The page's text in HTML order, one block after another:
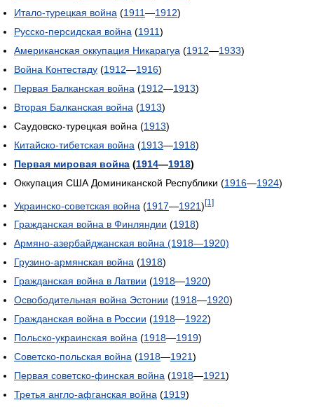
Итало-турецкая война (1911—1912)
Русско-персидская война (1911)
Американская оккупация Никарагуа (1912—1933)
Война Контестаду (1912—1916)
Первая Балканская война (1912—1913)
Вторая Балканская война (1913)
Саудовско-турецкая война (1913)
Китайско-тибетская война (1913—1918)
Первая мировая война (1914—1918)
Оккупация США Доминиканской Республики (1916—1924)
Украинско-советская война (1917—1921)[1]
Гражданская война в Финляндии (1918)
Армяно-азербайджанская война (1918—1920)
Грузино-армянская война (1918)
Гражданская война в Латвии (1918—1920)
Освободительная война Эстонии (1918—1920)
Гражданская война в России (1918—1922)
Польско-украинская война (1918—1919)
Советско-польская война (1918—1921)
Первая советско-финская война (1918—1921)
Третья англо-афганская война (1919)